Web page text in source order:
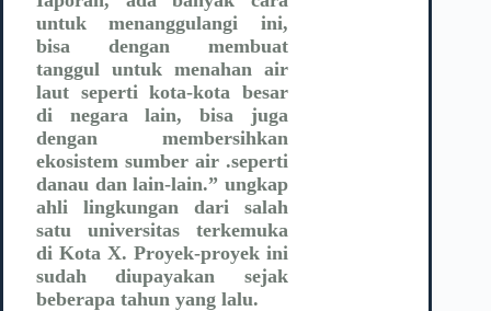
untuk menanggulangi ini,
bisa dengan membuat
tanggul untuk menahan air
laut seperti kota-kota besar
di negara lain, bisa juga
dengan membersihkan
ekosistem sumber air .seperti
danau dan lain-lain.” ungkap
ahli lingkungan dari salah
satu universitas terkemuka
di Kota X. Proyek-proyek ini
sudah diupayakan sejak
beberapa tahun yang lalu.